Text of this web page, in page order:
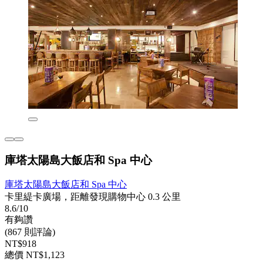
庫塔太陽島大飯店和 Spa 中心
庫塔太陽島大飯店和 Spa 中心
卡里緹卡廣場，距離發現購物中心 0.3 公里
8.6/10
有夠讚
(867 則評論)
NT$918
總價 NT$1,123